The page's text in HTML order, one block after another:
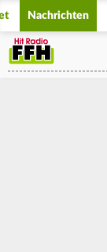
Nachrichten